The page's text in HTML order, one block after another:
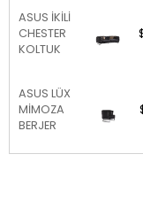
ASUS İKİLİ
CHESTER
KOLTUK
ASUS LÜX
MİMOZA
BERJER